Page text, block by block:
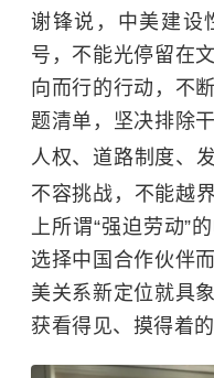
谢锋说，中美建设
号，不能光停留在
向而行的行动，不
题清单，坚决排除
人权、道路制度、
不容挑战，不能越
上所谓“强迫劳动”
选择中国合作伙伴
美关系新定位就具
获看得见、摸得着的